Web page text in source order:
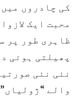
کی چادروں
محبت ایک
ظاہری طور پر
پھیلتی ہوئی
نئی نئی
والے